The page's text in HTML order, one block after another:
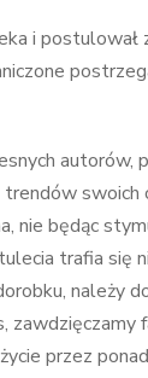
i postulował
autorów,
swoich
nie będąc
trafia się
należy
przez